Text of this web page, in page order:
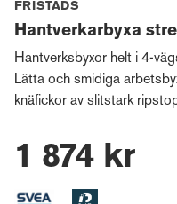
FRISTADS
Hantverkarbyxa
Hantverksbyxor helt i 4-
Lätta och smidiga
knäfickor av slitstark
1 874 kr